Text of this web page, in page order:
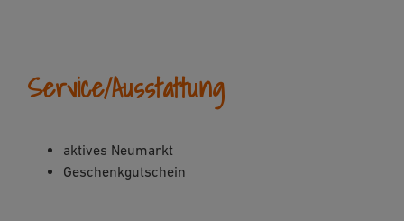
Service/Ausstattung
aktives Neumarkt
Geschenkgutschein